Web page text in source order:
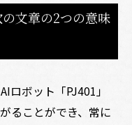
の文章の2つの意味
ボット「PJ401」
ることができ、常に